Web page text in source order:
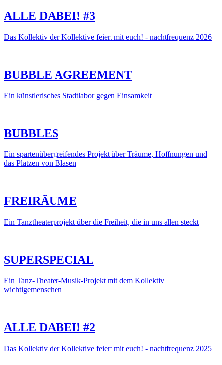
ALLE DABEI! #3
Das Kollektiv der Kollektive feiert mit euch! - nachtfrequenz 2026
BUBBLE AGREEMENT
Ein künstlerisches Stadtlabor gegen Einsamkeit
BUBBLES
Ein spartenübergreifendes Projekt über Träume, Hoffnungen und
das Platzen von Blasen
FREIRÄUME
Ein Tanztheaterprojekt über die Freiheit, die in uns allen steckt
SUPERSPECIAL
Ein Tanz-Theater-Musik-Projekt mit dem Kollektiv
wichtigemenschen
ALLE DABEI! #2
Das Kollektiv der Kollektive feiert mit euch! - nachtfrequenz 2025